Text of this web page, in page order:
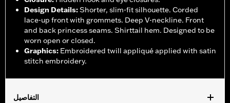
Design Details:Shorter, slim-fit silhouette. Corded
lace-up front with grommets. Deep V-neckline. Front
and back princess seams. Shirttail hem. Designed to be
worn open or closed.
Graphics: Embroidered twill appliqué applied with satin
stitch embroidery.
التفاصيل